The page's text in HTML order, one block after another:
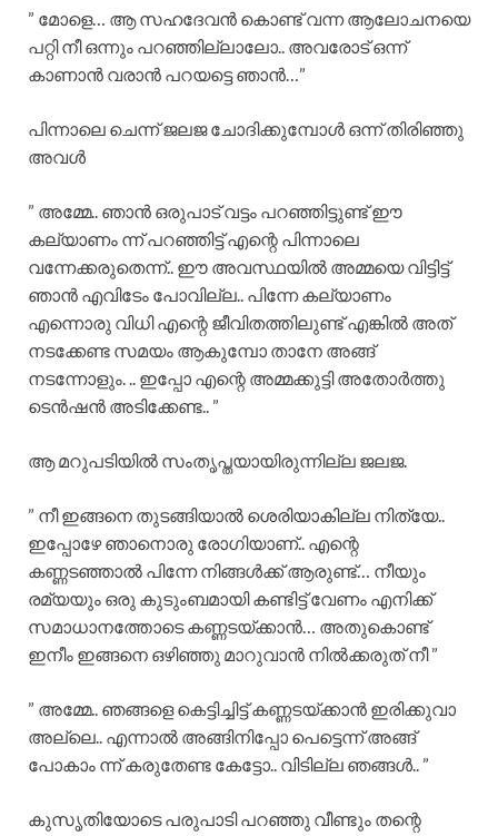
” മോളെ… ആ സഹദേവൻ കൊണ്ട് വന്ന ആലോചനയെ
പറ്റി നീ ഒന്നും പറഞ്ഞില്ലാലോ.. അവരോട് ഒന്ന്
കാണാൻ വരാൻ പറയട്ടെ ഞാൻ…”
പിന്നാലെ ചെന്ന് ജലജ ചോദിക്കുമ്പോൾ ഒന്ന് തിരിഞ്ഞു
അവൾ
” അമ്മേ.. ഞാൻ ഒരുപാട് വട്ടം പറഞ്ഞിട്ടുണ്ട് ഈ
കല്യാണം ന്ന് പറഞ്ഞിട്ട് എന്റെ പിന്നാലെ
വന്നേക്കരുതെന്ന്.. ഈ അവസ്ഥയിൽ അമ്മയെ വിട്ടിട്ട്
ഞാൻ എവിടേം പോവില്ല.. പിന്നേ കല്യാണം
എന്നൊരു വിധി എന്റെ ജീവിതത്തിലുണ്ട് എങ്കിൽ അത്
നടക്കേണ്ട സമയം ആകുമ്പോ താനേ അങ്ങ്
നടന്നോളും. .. ഇപ്പോ എന്റെ അമ്മക്കുട്ടി അതോർത്തു
ടെൻഷൻ അടിക്കേണ്ട.. ”
ആ മറുപടിയിൽ സംതൃപ്തയായിരുന്നില്ല ജലജ.
” നീ ഇങ്ങനെ തുടങ്ങിയാൽ ശെരിയാകില്ല നിത്യേ..
ഇപ്പോഴേ ഞാനൊരു രോഗിയാണ്.. എന്റെ
കണ്ണടഞ്ഞാൽ പിന്നേ നിങ്ങൾക്ക് ആരുണ്ട്… നീയും
രമ്യയും ഒരു കുടുംബമായി കണ്ടിട്ട് വേണം എനിക്ക്
സമാധാനത്തോടെ കണ്ണടയ്ക്കാൻ… അതുകൊണ്ട്
ഇനീം ഇങ്ങനെ ഒഴിഞ്ഞു മാറുവാൻ നിൽക്കരുത് നീ ”
” അമ്മേ.. ഞങ്ങളെ കെട്ടിച്ചിട്ട് കണ്ണടയ്ക്കാൻ ഇരിക്കുവാ
അല്ലെ.. എന്നാൽ അങ്ങിനിപ്പോ പെട്ടെന്ന് അങ്ങ്
പോകാം ന്ന് കരുതേണ്ട കേട്ടോ.. വിടില്ല ഞങ്ങൾ.. ”
കുസൃതിയോടെ പരുപാടി പറഞ്ഞു വീണ്ടും തന്റെ